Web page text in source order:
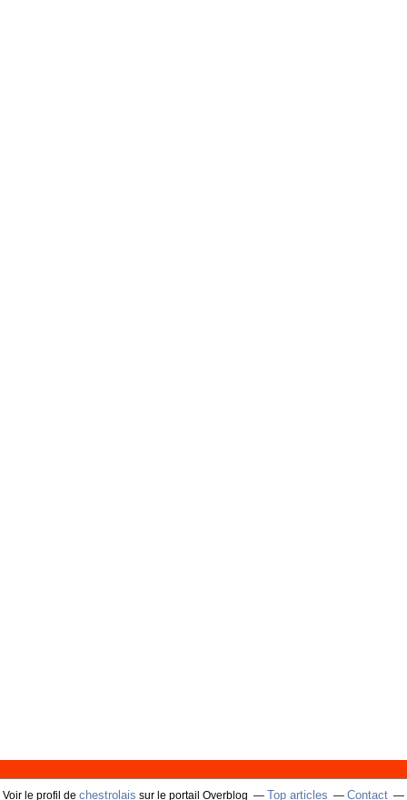
Voir le profil de chestrolais sur le portail Overblog Top articles Contact